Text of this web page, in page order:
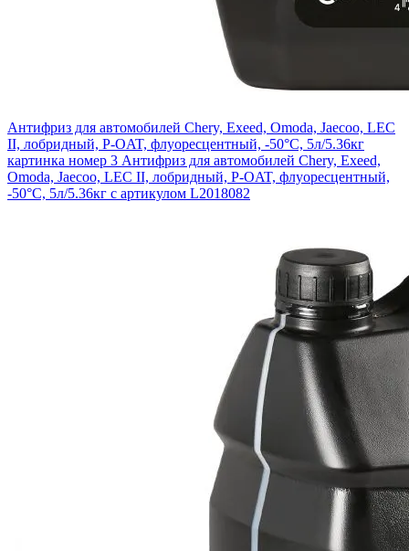
Антифриз для автомобилей Chery, Exeed, Omoda, Jaecoo, LEC
II, лобридный, P-OAT, флуоресцентный, -50°С, 5л/5.36кг
картинка номер 3 Антифриз для автомобилей Chery, Exeed,
Omoda, Jaecoo, LEC II, лобридный, P-OAT, флуоресцентный,
-50°С, 5л/5.36кг с артикулом L2018082